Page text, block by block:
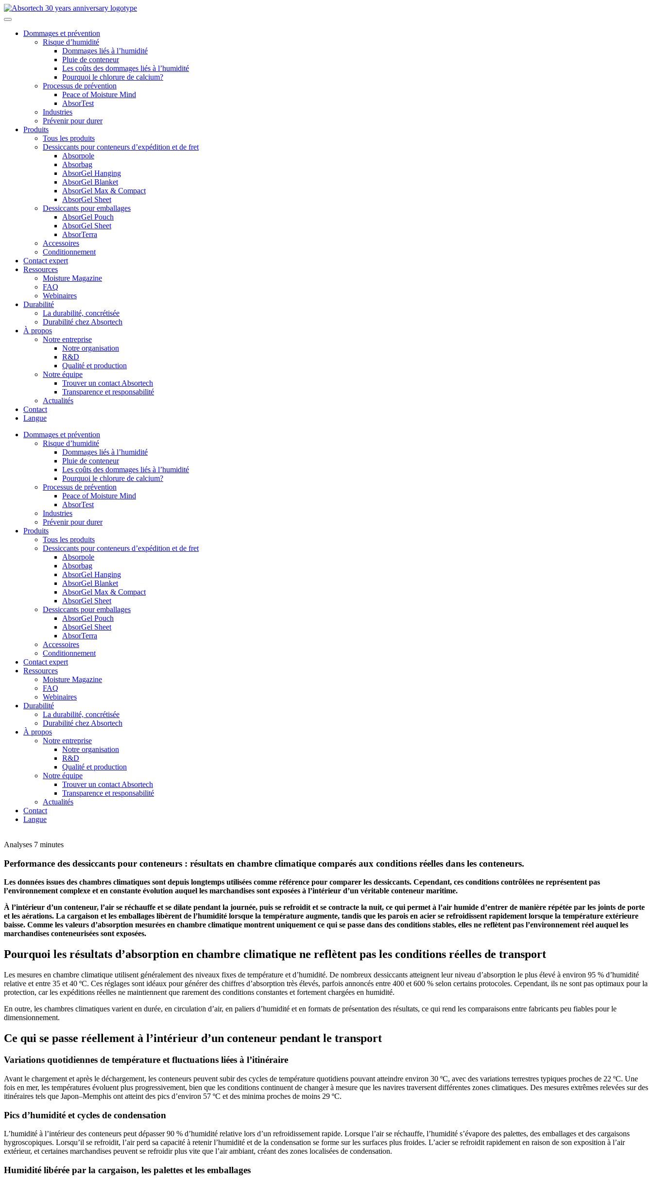
Skip
to
Dommages et prévention
Risque d’humidité
Dommages liés à l’humidité
Pluie de conteneur
Les coûts des dommages liés à l’humidité
Pourquoi le chlorure de calcium?
Processus de prévention
Peace of Moisture Mind
AbsorTest
Industries
Prévenir pour durer
Produits
Tous les produits
Dessiccants pour conteneurs d’expédition et de fret
Absorpole
Absorbag
AbsorGel Hanging
AbsorGel Blanket
AbsorGel Max & Compact
AbsorGel Sheet
Dessiccants pour emballages
AbsorGel Pouch
AbsorGel Sheet
AbsorTerra
Accessoires
Conditionnement
Contact expert
Ressources
Moisture Magazine
FAQ
Webinaires
Durabilité
La durabilité, concrétisée
Durabilité chez Absortech
À propos
Notre entreprise
Notre organisation
R&D
Qualité et production
Notre équipe
Trouver un contact Absortech
Transparence et responsabilité
Actualités
Contact
Langue
Dommages et prévention
Risque d’humidité
Dommages liés à l’humidité
Pluie de conteneur
Les coûts des dommages liés à l’humidité
Pourquoi le chlorure de calcium?
Processus de prévention
Peace of Moisture Mind
AbsorTest
Industries
Prévenir pour durer
Produits
Tous les produits
Dessiccants pour conteneurs d’expédition et de fret
Absorpole
Absorbag
AbsorGel Hanging
AbsorGel Blanket
AbsorGel Max & Compact
AbsorGel Sheet
Dessiccants pour emballages
AbsorGel Pouch
AbsorGel Sheet
AbsorTerra
Accessoires
Conditionnement
Contact expert
Ressources
Moisture Magazine
FAQ
Webinaires
Durabilité
La durabilité, concrétisée
Durabilité chez Absortech
À propos
Notre entreprise
Notre organisation
R&D
Qualité et production
Notre équipe
Trouver un contact Absortech
Transparence et responsabilité
Actualités
Contact
Langue
Analyses 7 minutes
Performance des dessiccants pour conteneurs : résultats en chambre climatique comparés aux conditions réelles dans les conteneurs.
Les données issues des chambres climatiques sont depuis longtemps utilisées comme référence pour comparer les dessiccants. Cependant, ces conditions contrôlées ne représentent pas
l’environnement complexe et en constante évolution auquel les marchandises sont exposées à l’intérieur d’un véritable conteneur maritime.
À l’intérieur d’un conteneur, l’air se réchauffe et se dilate pendant la journée, puis se refroidit et se contracte la nuit, ce qui permet à l’air humide d’entrer de manière répétée par les joints de porte
et les aérations. La cargaison et les emballages libèrent de l’humidité lorsque la température augmente, tandis que les parois en acier se refroidissent rapidement lorsque la température extérieure
baisse. Comme les valeurs d’absorption mesurées en chambre climatique montrent uniquement ce qui se passe dans des conditions stables, elles ne reflètent pas l’environnement réel auquel les
marchandises conteneurisées sont exposées.
Pourquoi les résultats d’absorption en chambre climatique ne reflètent pas les conditions réelles de transport
Les mesures en chambre climatique utilisent généralement des niveaux fixes de température et d’humidité. De nombreux dessiccants atteignent leur niveau d’absorption le plus élevé à environ 95 % d’humidité
relative et entre 35 et 40 ºC. Ces réglages sont idéaux pour générer des chiffres d’absorption très élevés, parfois annoncés entre 400 et 600 % selon certains protocoles. Cependant, ils ne sont pas optimaux pour la
protection, car les expéditions réelles ne maintiennent que rarement des conditions constantes et fortement chargées en humidité.
En outre, les chambres climatiques varient en durée, en circulation d’air, en paliers d’humidité et en formats de présentation des résultats, ce qui rend les comparaisons entre fabricants peu fiables pour le
dimensionnement.
Ce qui se passe réellement à l’intérieur d’un conteneur pendant le transport
Variations quotidiennes de température et fluctuations liées à l’itinéraire
Avant le chargement et après le déchargement, les conteneurs peuvent subir des cycles de température quotidiens pouvant atteindre environ 30 ºC, avec des variations terrestres typiques proches de 22 ºC. Une
fois en mer, les températures évoluent plus progressivement, bien que les conditions continuent de changer à mesure que les navires traversent différentes zones climatiques. Des mesures extrêmes relevées sur des
itinéraires tels que Japon–Memphis ont atteint des pics d’environ 57 ºC et des minima proches de moins 29 ºC.
Pics d’humidité et cycles de condensation
L’humidité à l’intérieur des conteneurs peut dépasser 90 % d’humidité relative lors d’un refroidissement rapide. Lorsque l’air se réchauffe, l’humidité s’évapore des palettes, des emballages et des cargaisons
hygroscopiques. Lorsqu’il se refroidit, l’air perd sa capacité à retenir l’humidité et de la condensation se forme sur les surfaces plus froides. L’acier se refroidit rapidement en raison de son exposition à l’air
extérieur, et certaines marchandises peuvent se refroidir plus vite que l’air ambiant, créant des zones localisées de condensation.
Humidité libérée par la cargaison, les palettes et les emballages